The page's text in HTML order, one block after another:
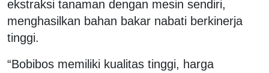
ekstraksi tanaman dengan mesin sendiri,
menghasilkan bahan bakar nabati berkinerja
tinggi.
“Bobibos memiliki kualitas tinggi, harga